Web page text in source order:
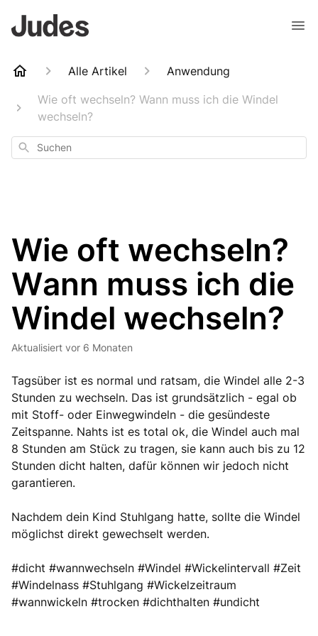
Alle Artikel
Anwendung
Wie oft wechseln? Wann muss ich die Windel
wechseln?
Suchen
Wie oft wechseln?
Wann muss ich die
Windel wechseln?
Aktualisiert vor 6 Monaten
Tagsüber ist es normal und ratsam, die Windel alle 2-3
Stunden zu wechseln. Das ist grundsätzlich - egal ob
mit Stoff- oder Einwegwindeln - die gesündeste
Zeitspanne. Nahts ist es total ok, die Windel auch mal
8 Stunden am Stück zu tragen, sie kann auch bis zu 12
Stunden dicht halten, dafür können wir jedoch nicht
garantieren.
Nachdem dein Kind Stuhlgang hatte, sollte die Windel
möglichst direkt gewechselt werden.
#dicht #wannwechseln #Windel #Wickelintervall #Zeit
#Windelnass #Stuhlgang #Wickelzeitraum
#wannwickeln #trocken #dichthalten #undicht